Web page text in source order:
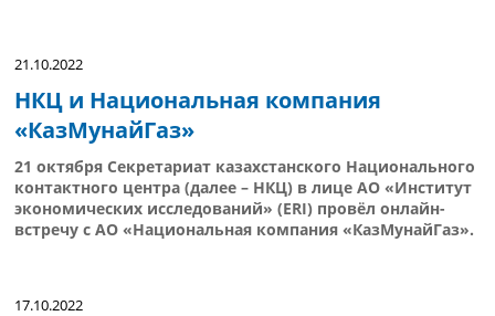
21.10.2022
НКЦ и Национальная компания
«КазМунайГаз»
21 октября Секретариат казахстанского Национального
контактного центра (далее – НКЦ) в лице АО «Институт
экономических исследований» (ERI) провёл онлайн-
встречу с АО «Национальная компания «КазМунайГаз».
17.10.2022